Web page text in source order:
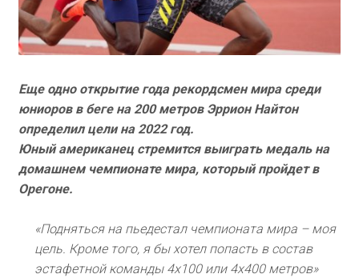
Еще одно открытие года рекордсмен мира среди
юниоров в беге на 200 метров Эррион Найтон
определил цели на 2022 год.
Юный американец стремится выиграть медаль на
домашнем чемпионате мира, который пройдет в
Орегоне.
«Подняться на пьедестал чемпионата мира – моя
цель. Кроме того, я бы хотел попасть в состав
эстафетной команды 4х100 или 4х400 метров»